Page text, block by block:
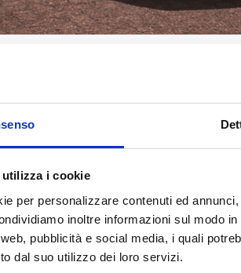
i cookie
per personalizzare contenuti ed
inoltre informazioni sul modo
pubblicità e social media, i quali
dal suo utilizzo dei loro servizi.
Neo in
100% elettrica in
permuta o rottamazione
211 CV
€